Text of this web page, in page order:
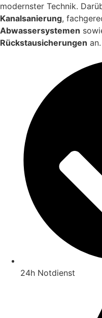
modernster Technik.
Kanalsanierung,
Abwassersystemen
Rückstausicherungen an.
24h Notdienst